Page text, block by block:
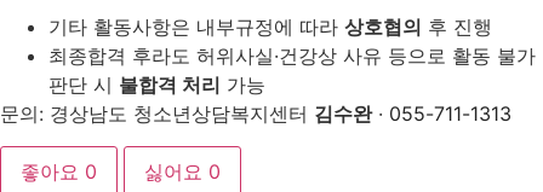
기타 활동사항은 내부규정에 따라 상호협의 후 진행
최종합격 후라도 허위사실·건강상 사유 등으로 활동 불가
판단 시 불합격 처리 가능
문의: 경상남도 청소년상담복지센터 김수완· 055-711-1313
좋아요 0 싫어요 0